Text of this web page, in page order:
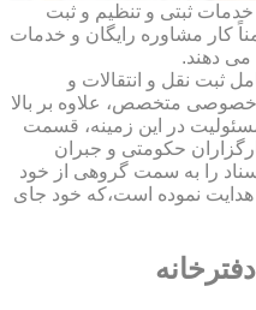
ثبتی و تنظیم و ثبت
کار مشاوره رایگان و خدمات
می دهند.
ثبت نقل و انتقالات و
متخصص، علاوه بر بالا
در این زمینه، قسمت
حکومتی و جبران
را به سمت گروهی از خود
نموده است،که خود جای